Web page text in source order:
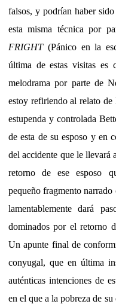
falsos, y podrían haber
esta misma técnica por
FRIGHT(Pánico en la
última de estas visitas es
melodrama por parte de
estoy refiriendo al relato
estupenda y controlada
de esta de su esposo y en
del accidente que le llevará
retorno de ese esposo
pequeño fragmento
lamentablemente dará
dominados por el retorno
Un apunte final de
conyugal, que en última
auténticas intenciones de
en el que a la pobreza de